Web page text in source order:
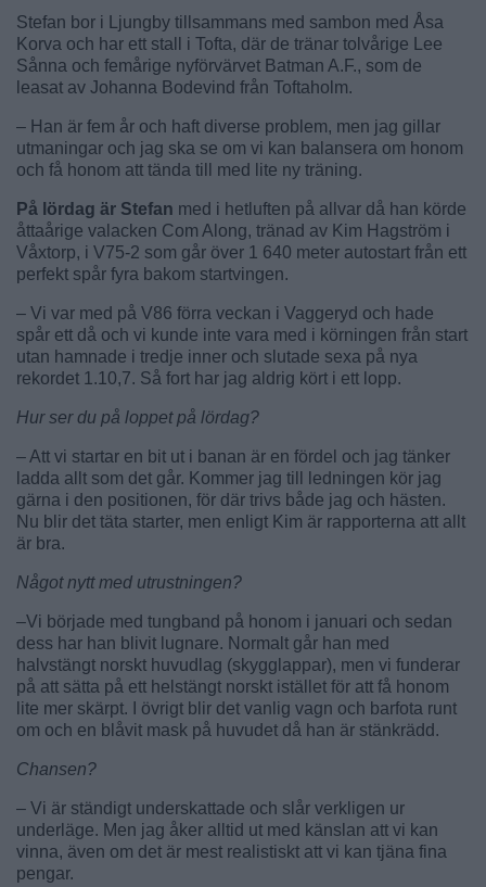
Stefan bor i Ljungby tillsammans med sambon med Åsa
Korva och har ett stall i Tofta, där de tränar tolvårige Lee
Sånna och femårige nyförvärvet Batman A.F., som de
leasat av Johanna Bodevind från Toftaholm.
– Han är fem år och haft diverse problem, men jag gillar
utmaningar och jag ska se om vi kan balansera om honom
och få honom att tända till med lite ny träning.
På lördag är Stefan med i hetluften på allvar då han körde
åttaårige valacken Com Along, tränad av Kim Hagström i
Våxtorp, i V75-2 som går över 1 640 meter autostart från ett
perfekt spår fyra bakom startvingen.
– Vi var med på V86 förra veckan i Vaggeryd och hade
spår ett då och vi kunde inte vara med i körningen från start
utan hamnade i tredje inner och slutade sexa på nya
rekordet 1.10,7. Så fort har jag aldrig kört i ett lopp.
Hur ser du på loppet på lördag?
– Att vi startar en bit ut i banan är en fördel och jag tänker
ladda allt som det går. Kommer jag till ledningen kör jag
gärna i den positionen, för där trivs både jag och hästen.
Nu blir det täta starter, men enligt Kim är rapporterna att allt
är bra.
Något nytt med utrustningen?
–Vi började med tungband på honom i januari och sedan
dess har han blivit lugnare. Normalt går han med
halvstängt norskt huvudlag (skygglappar), men vi funderar
på att sätta på ett helstängt norskt istället för att få honom
lite mer skärpt. I övrigt blir det vanlig vagn och barfota runt
om och en blåvit mask på huvudet då han är stänkrädd.
Chansen?
– Vi är ständigt underskattade och slår verkligen ur
underläge. Men jag åker alltid ut med känslan att vi kan
vinna, även om det är mest realistiskt att vi kan tjäna fina
pengar.